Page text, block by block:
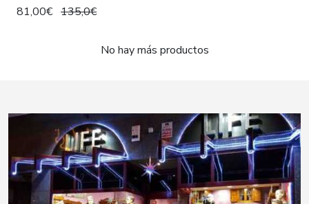
81,00€ 135,0€
No hay más productos